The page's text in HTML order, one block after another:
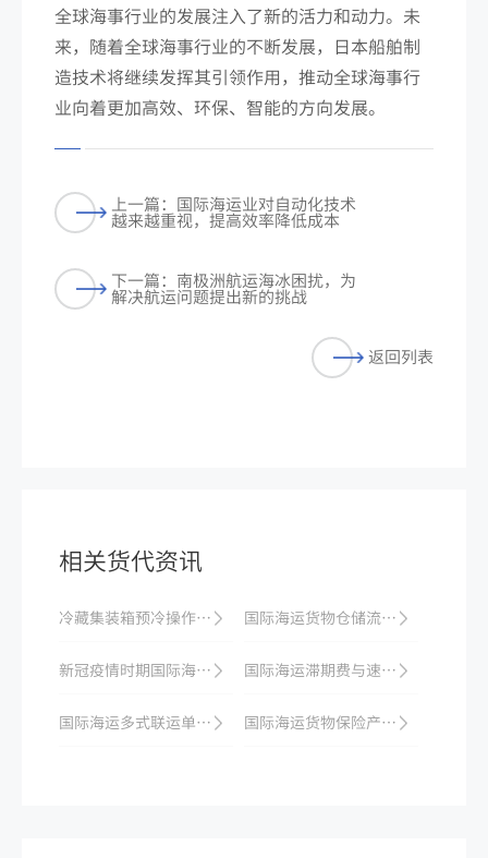
全球海事行业的发展注入了新的活力和动力。未
来，随着全球海事行业的不断发展，日本船舶制
造技术将继续发挥其引领作用，推动全球海事行
业向着更加高效、环保、智能的方向发展。
上一篇：国际海运业对自动化技术
越来越重视，提高效率降低成本
下一篇：南极洲航运海冰困扰，为
解决航运问题提出新的挑战
返回列表
相关货代资讯
冷藏集装箱预冷操作流程：温度设定与时间控制 国际海运货物仓储流程：港口仓库与保税仓选择
新冠疫情时期国际海运趋势与应对 国际海运滞期费与速遣费计算：租船合同条款解析
国际海运多式联运单据：与海运提单差异对比 国际海运货物保险产品介绍